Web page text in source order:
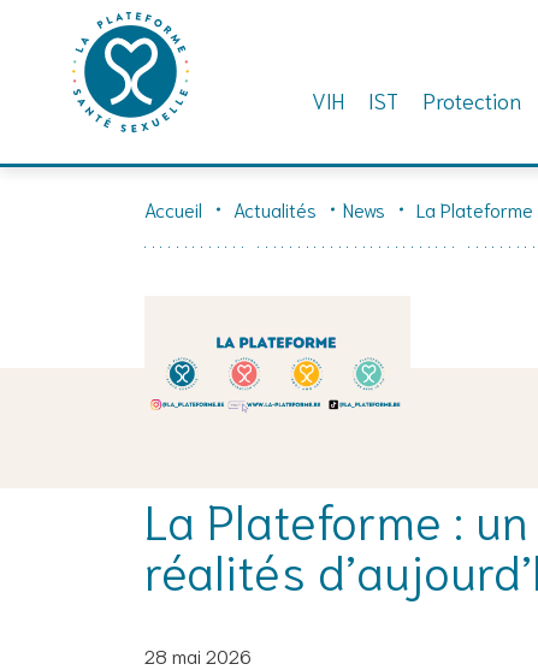
Skip
VIH IST Protection
Accueil Actualités News La Plateforme
La Plateforme :
réalités
28 mai 2026